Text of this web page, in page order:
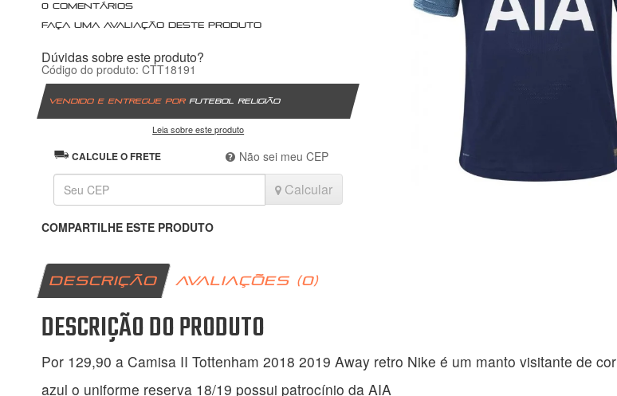
0 comentários
Faça uma avaliação deste produto
Dúvidas sobre este produto?
Código do produto: CTT18191
Vendido e entregue porFutebol Religião
Leia sobre este produto
CALCULE O FRETE Não sei meu CEP
Calcular
COMPARTILHE ESTE PRODUTO
DESCRIÇÃO AVALIAÇÕES (0)
DESCRIÇÃO DO PRODUTO
Por 129,90 a Camisa II Tottenham 2018 2019 Away retro Nike é um manto visitante de cor
azul o uniforme reserva 18/19 possui patrocínio da AIA